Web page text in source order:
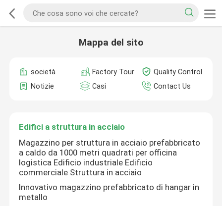
Mappa del sito
società Factory Tour
Quality Control
Notizie
Casi Contact Us
Edifici a struttura in acciaio
Magazzino per struttura in acciaio prefabbricato
a caldo da 1000 metri quadrati per officina
logistica Edificio industriale Edificio
commerciale Struttura in acciaio
Innovativo magazzino prefabbricato di hangar in
metallo